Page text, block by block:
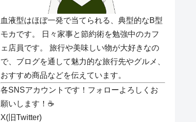
血液型はほぼ一発で当てられる、典型的なB型
モカです。 日々家事と節約術を勉強中のカフ
ェ店員です。 旅行や美味しい物が大好きなの
で、ブログを通して魅力的な旅行先やグルメ、
おすすめ商品などを伝えています。
各SNSアカウントです！フォローよろしくお
願いします！☕
X(旧Twitter)